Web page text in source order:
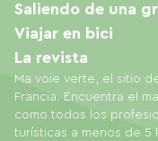
Ma voie verte, el sitio
Francia. Encuentra el
como todos los
turísticas a menos de 5
Saliendo de una
Viajar en bici
La revista